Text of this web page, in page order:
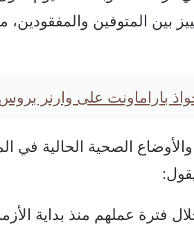
بين المتوفين والمفقودين،
على وارنر بروس بقيمة 110
الصحية الحالية في
فترة عملهم منذ بداية